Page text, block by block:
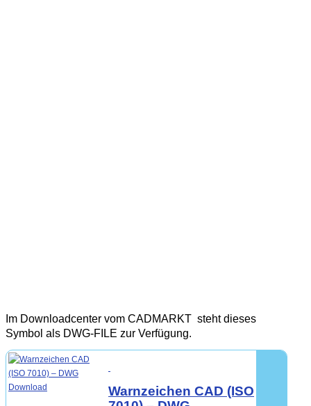
Im Downloadcenter vom CADMARKT steht dieses
Symbol als DWG-FILE zur Verfügung.
Warnzeichen CAD (ISO